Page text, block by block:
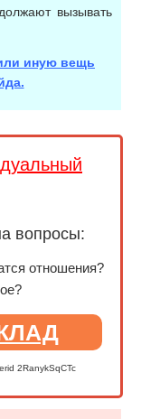
вызывать
иную вещь
вопросы:
отношения?
2RanykSqCTc